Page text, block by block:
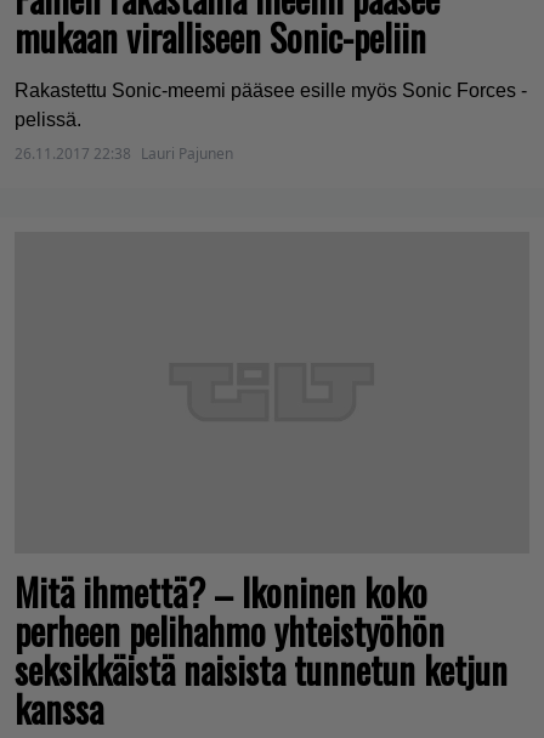
mukaan viralliseen Sonic-peliin
Rakastettu Sonic-meemi pääsee esille myös Sonic Forces -
pelissä.
26.11.2017 22:38 Lauri Pajunen
Mitä ihmettä? – Ikoninen koko
perheen pelihahmo yhteistyöhön
seksikkäistä naisista tunnetun ketjun
kanssa